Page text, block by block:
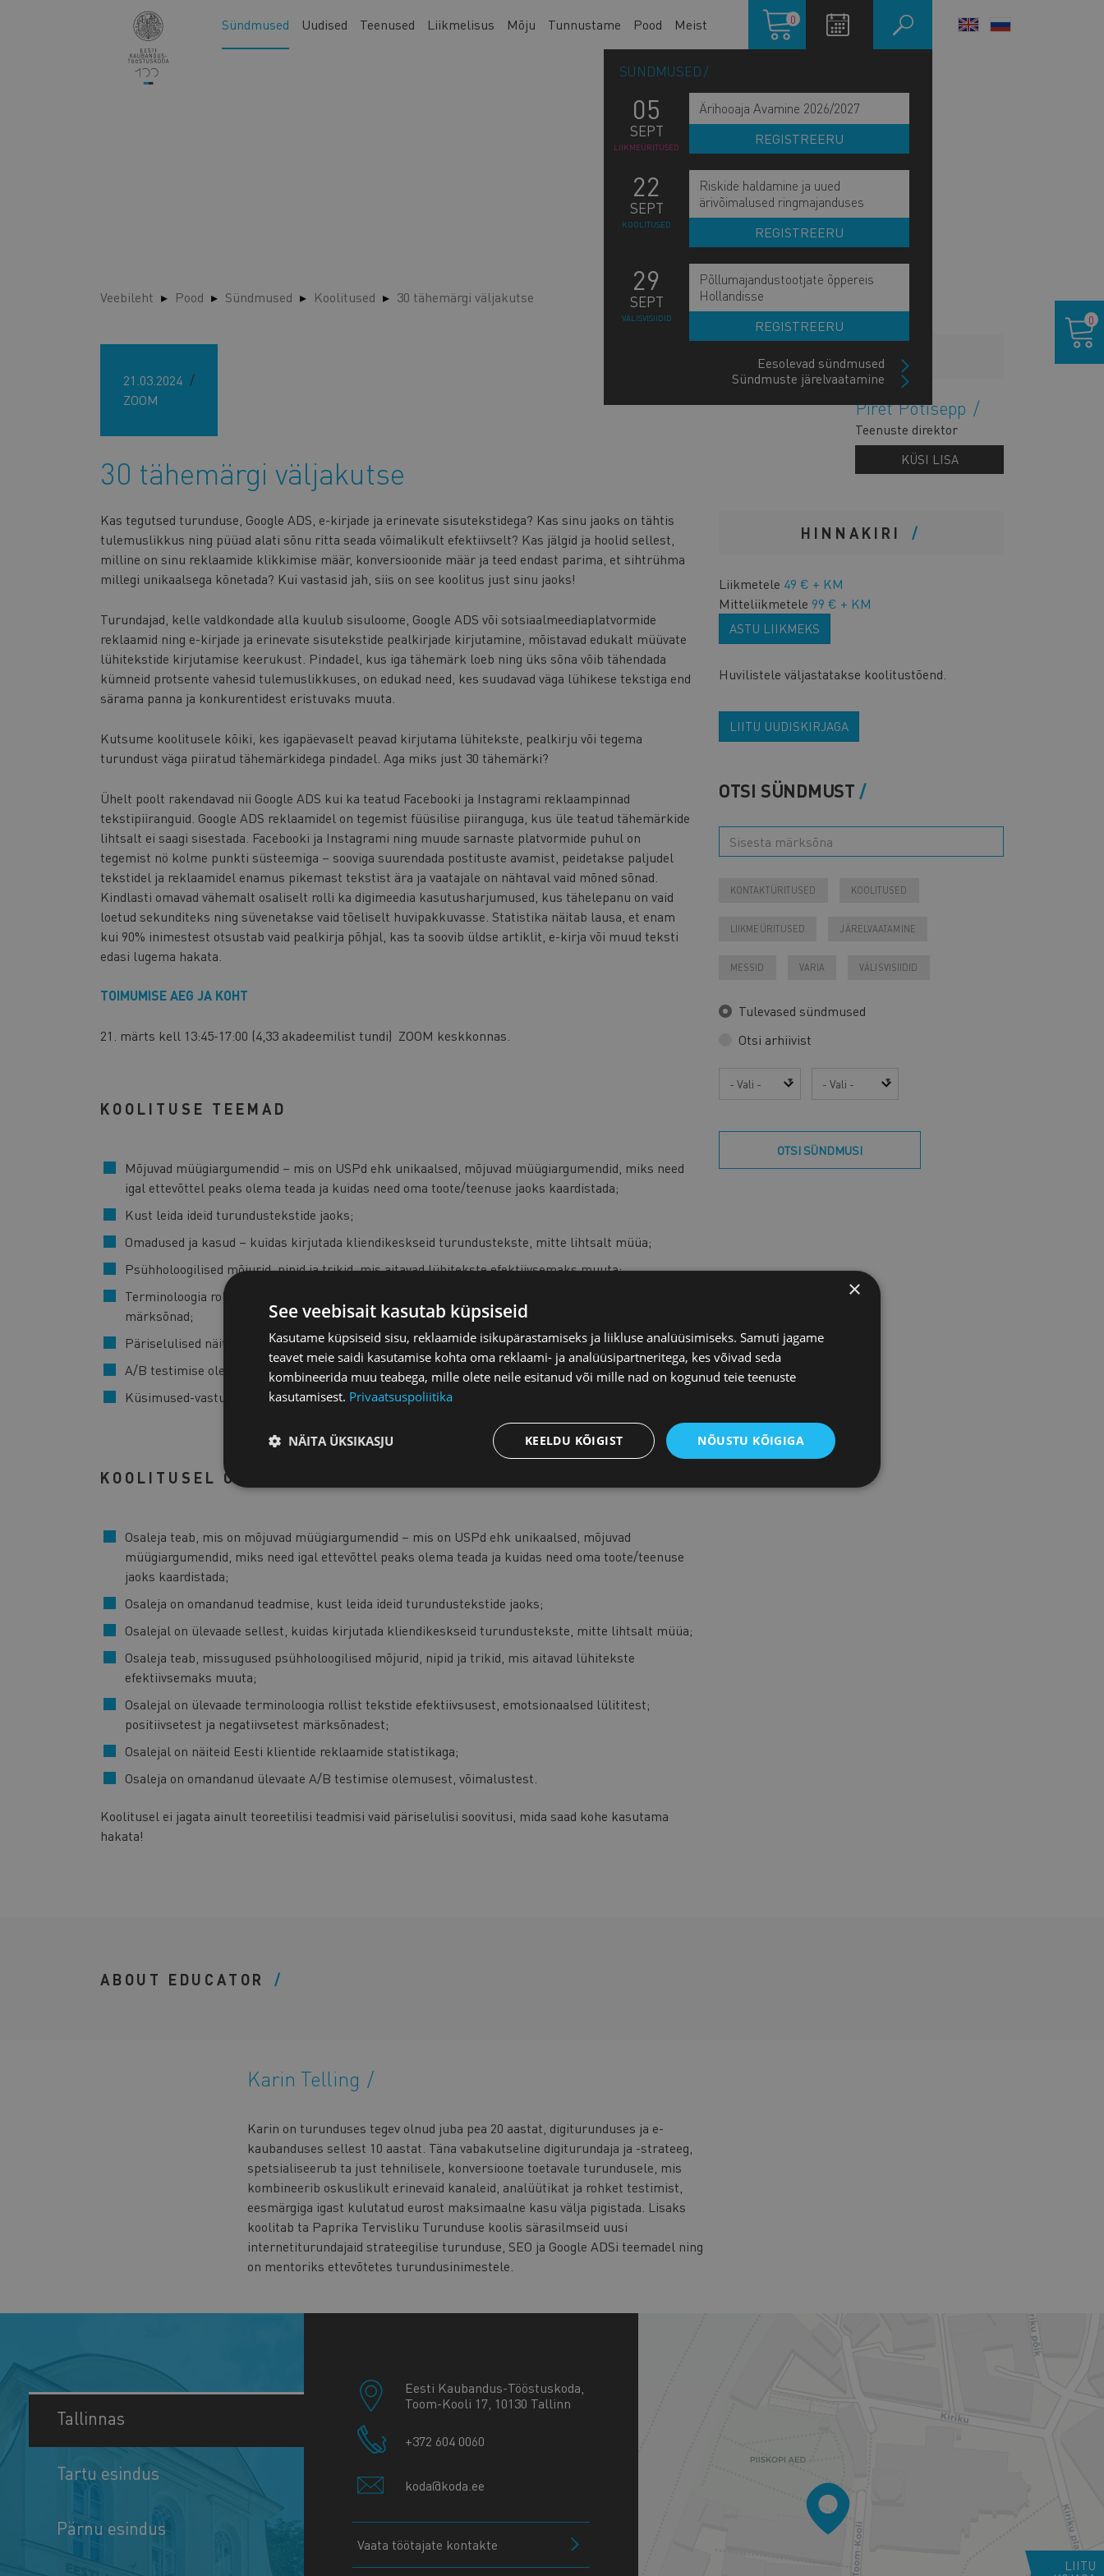
Main
navigation
Sündmused Uudised Teenused Liikmelisus Mõju Tunnustame Pood Meist
Ostukorv
0
SÜNDMUSED
05
SEPT
LIIKMEÜRITUSED
Ärihooaja Avamine 2026/2027
REGISTREERU
22
SEPT
KOOLITUSED
Riskide haldamine ja uued
ärivõimalused ringmajanduses
REGISTREERU
29
SEPT
VÄLISVISIIDID
Põllumajandustootjate õppereis
Hollandisse
REGISTREERU
Eesolevad sündmused
Sündmuste järelvaatamine
LANGUAGE
Veebileht Pood Sündmused Koolitused 30 tähemärgi väljakutse
21.03.2024
ZOOM
30 tähemärgi väljakutse
Kas tegutsed turunduse, Google ADS, e-kirjade ja erinevate sisutekstidega? Kas sinu jaoks on tähtis
tulemuslikkus ning püüad alati sõnu ritta seada võimalikult efektiivselt? Kas jälgid ja hoolid sellest,
milline on sinu reklaamide klikkimise määr, konversioonide määr ja teed endast parima, et sihtrühma
millegi unikaalsega kõnetada? Kui vastasid jah, siis on see koolitus just sinu jaoks!
Turundajad, kelle valdkondade alla kuulub sisuloome, Google ADS või sotsiaalmeediaplatvormide
reklaamid ning e-kirjade ja erinevate sisutekstide pealkirjade kirjutamine, mõistavad edukalt müüvate
lühitekstide kirjutamise keerukust. Pindadel, kus iga tähemärk loeb ning üks sõna võib tähendada
kümneid protsente vahesid tulemuslikkuses, on edukad need, kes suudavad väga lühikese tekstiga end
särama panna ja konkurentidest eristuvaks muuta.
Kutsume koolitusele kõiki, kes igapäevaselt peavad kirjutama lühitekste, pealkirju või tegema
turundust väga piiratud tähemärkidega pindadel. Aga miks just 30 tähemärki?
Ühelt poolt rakendavad nii Google ADS kui ka teatud Facebooki ja Instagrami reklaampinnad
tekstipiiranguid. Google ADS reklaamidel on tegemist füüsilise piiranguga, kus üle teatud tähemärkide
lihtsalt ei saagi sisestada. Facebooki ja Instagrami ning muude sarnaste platvormide puhul on
tegemist nö kolme punkti süsteemiga – sooviga suurendada postituste avamist, peidetakse paljudel
tekstidel ja reklaamidel enamus pikemast tekstist ära ja vaatajale on nähtaval vaid mõned sõnad.
Kindlasti omavad vähemalt osaliselt rolli ka digimeedia kasutusharjumused, kus tähelepanu on vaid
loetud sekunditeks ning süvenetakse vaid tõeliselt huvipakkuvasse. Statistika näitab lausa, et enam
kui 90% inimestest otsustab vaid pealkirja põhjal, kas ta soovib üldse artiklit, e-kirja või muud teksti
edasi lugema hakata.
TOIMUMISE AEG JA KOHT
21. märts kell 13:45-17:00 (4,33 akadeemilist tundi) ZOOM keskkonnas.
KOOLITUSE TEEMAD
Mõjuvad müügiargumendid – mis on USPd ehk unikaalsed, mõjuvad müügiargumendid, miks need
igal ettevõttel peaks olema teada ja kuidas need oma toote/teenuse jaoks kaardistada;
Kust leida ideid turundustekstide jaoks;
Omadused ja kasud – kuidas kirjutada kliendikeskseid turundustekste, mitte lihtsalt müüa;
Psühholoogilised mõjurid, nipid ja trikid, mis aitavad lühitekste efektiivsemaks muuta;
Terminoloogia roll tekstide efektiivsuses, emotsionaalsed lülitid; positiivsed ja negatiivsed
märksõnad;
Päriselulised näited Eesti klientide reklaamide statistikaga;
A/B testimise olemus, võimalused ja olulisus tulemuslikkuse tagamiseks;
Küsimused-vastused ja natuke harjutamist koos avatud vestlusega.
KOOLITUSEL OSALENU ÕPIVÄLJUNDID
Osaleja teab, mis on mõjuvad müügiargumendid – mis on USPd ehk unikaalsed, mõjuvad
müügiargumendid, miks need igal ettevõttel peaks olema teada ja kuidas need oma toote/teenuse
jaoks kaardistada;
Osaleja on omandanud teadmise, kust leida ideid turundustekstide jaoks;
Osalejal on ülevaade sellest, kuidas kirjutada kliendikeskseid turundustekste, mitte lihtsalt müüa;
Osaleja teab, missugused psühholoogilised mõjurid, nipid ja trikid, mis aitavad lühitekste
efektiivsemaks muuta;
Osalejal on ülevaade terminoloogia rollist tekstide efektiivsusest, emotsionaalsed lülititest;
positiivsetest ja negatiivsetest märksõnadest;
Osalejal on näiteid Eesti klientide reklaamide statistikaga;
Osaleja on omandanud ülevaate A/B testimise olemusest, võimalustest.
Koolitusel ei jagata ainult teoreetilisi teadmisi vaid päriselulisi soovitusi, mida saad kohe kasutama
hakata!
0
LISAINFO
Piret Potisepp
Teenuste direktor
KÜSI LISA
HINNAKIRI
Liikmetele 49 € + KM
Mitteliikmetele 99 € + KM
ASTU LIIKMEKS
Huvilistele väljastatakse koolitustõend.
LIITU UUDISKIRJAGA
OTSI SÜNDMUST
KONTAKTÜRITUSED KOOLITUSED
LIIKMEÜRITUSED JÄRELVAATAMINE
MESSID VARIA VÄLISVISIIDID
Tulevased sündmused
Otsi arhiivist
Aasta Kuu
OTSI SÜNDMUSI
ABOUT EDUCATOR
Karin Telling
Karin on turunduses tegev olnud juba pea 20 aastat, digiturunduses ja e-
kaubanduses sellest 10 aastat. Täna vabakutseline digiturundaja ja -strateeg,
spetsialiseerub ta just tehnilisele, konversioone toetavale turundusele, mis
kombineerib oskuslikult erinevaid kanaleid, analüütikat ja rohket testimist,
eesmärgiga igast kulutatud eurost maksimaalne kasu välja pigistada. Lisaks
koolitab ta Paprika Tervisliku Turunduse koolis särasilmseid uusi
internetiturundajaid strateegilise turunduse, SEO ja Google ADSi teemadel ning
on mentoriks ettevõtetes turundusinimestele.
Tallinnas
Tartu esindus
Pärnu esindus
Eesti Kaubandus-Tööstuskoda,
Toom-Kooli 17, 10130 Tallinn
+372 604 0060
koda@koda.ee
Vaata töötajate kontakte
LIITU
×
See veebisait kasutab küpsiseid
Kasutame küpsiseid sisu, reklaamide isikupärastamiseks ja liikluse analüüsimiseks. Samuti jagame
teavet meie saidi kasutamise kohta oma reklaami- ja analüüsipartneritega, kes võivad seda
kombineerida muu teabega, mille olete neile esitanud või mille nad on kogunud teie teenuste
kasutamisest. Privaatsuspoliitika
NÕUSTU KÕIGIGA
KEELDU KÕIGIST
NÄITA ÜKSIKASJU